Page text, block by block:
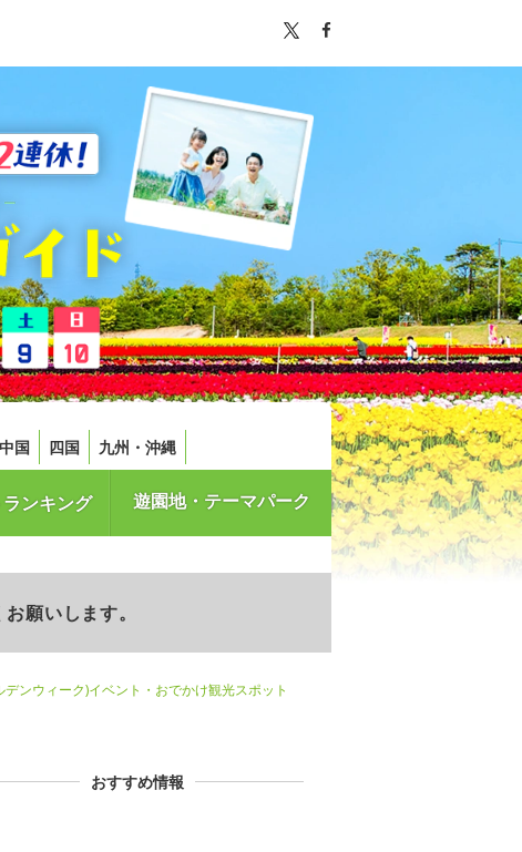
中国 四国 九州・沖縄
ンキング 遊園地・テーマパーク
願いします。
ンウィーク)イベント・おでかけ観光スポット
おすすめ情報